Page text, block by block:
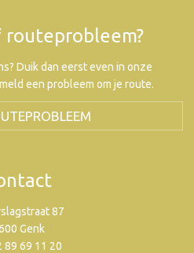
routeprobleem?
Duik dan eerst even in onze
een probleem om je route.
87
Genk
89 69 11 20